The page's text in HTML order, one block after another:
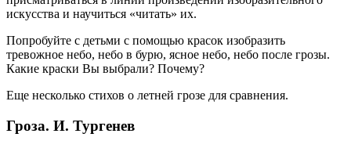
искусства и научиться «читать» их.
Попробуйте с детьми с помощью красок изобразить
тревожное небо, небо в бурю, ясное небо, небо после грозы.
Какие краски Вы выбрали? Почему?
Еще несколько стихов о летней грозе для сравнения.
Гроза. И. Тургенев